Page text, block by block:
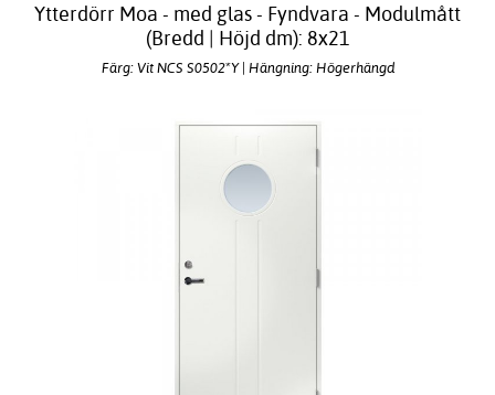
Ytterdörr Moa - med glas - Fyndvara - Modulmått
(Bredd | Höjd dm): 8x21
Färg: Vit NCS S0502*Y | Hängning: Högerhängd